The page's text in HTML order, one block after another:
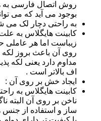
روش اتصال فارسی به
بوجود می آید که می
به راحتی دچار لک می
کابینت هایگلاس به
زیباست اما هر عاملی
روی آن باعث بروز لکه
مداوم دارد یعنی لکه
اف بالاتر است .
ایجاد خش بر روی آن :
کابینت هایگلاس به
ناخن بر روی آن البته
ساز و استفاده از